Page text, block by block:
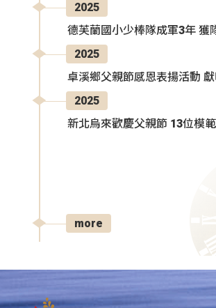
2025
德芙蘭國小少棒隊成軍3年 獲
2025
卓溪鄉父親節感恩表揚活動
2025
新北烏來歡慶父親節 13位模
more